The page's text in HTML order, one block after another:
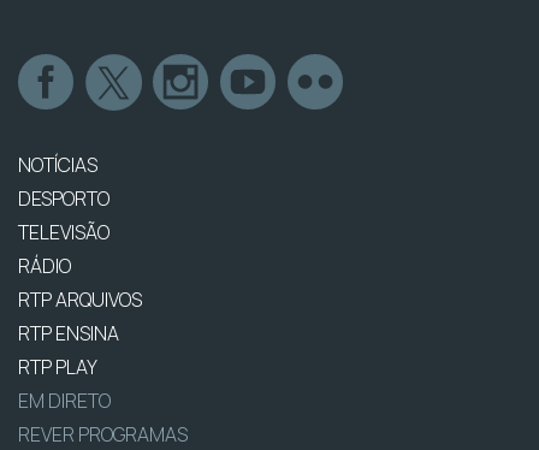
NOTÍCIAS
DESPORTO
TELEVISÃO
RÁDIO
RTP ARQUIVOS
RTP ENSINA
RTP PLAY
EM DIRETO
REVER PROGRAMAS